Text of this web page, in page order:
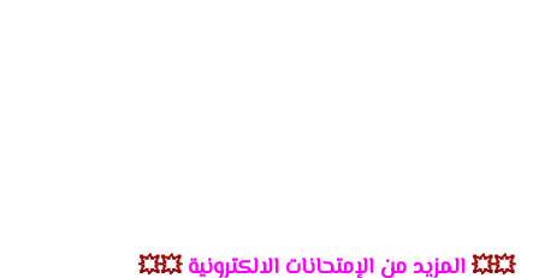
💥💥المزيد من الإمتحانات الالكترونية 💥💥